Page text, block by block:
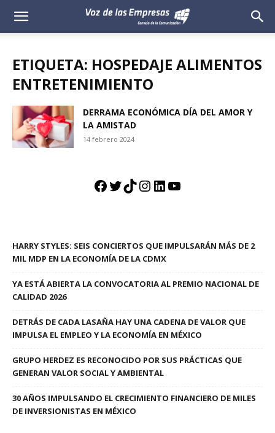
Voz
Empresas
ETIQUETA: HOSPEDAJE ALIMENTOS
ENTRETENIMIENTO
DERRAMA ECONÓMICA DÍA DEL AMOR Y
LA AMISTAD
14 febrero 2024
Facebook
Twitter
TikTok
Instagram
LinkedIn
YouTube
HARRY STYLES: SEIS CONCIERTOS QUE IMPULSARÁN MÁS DE 2
MIL MDP EN LA ECONOMÍA DE LA CDMX
YA ESTÁ ABIERTA LA CONVOCATORIA AL PREMIO NACIONAL DE
CALIDAD 2026
DETRÁS DE CADA LASAÑA HAY UNA CADENA DE VALOR QUE
IMPULSA EL EMPLEO Y LA ECONOMÍA EN MÉXICO
GRUPO HERDEZ ES RECONOCIDO POR SUS PRÁCTICAS QUE
GENERAN VALOR SOCIAL Y AMBIENTAL
30 AÑOS IMPULSANDO EL CRECIMIENTO FINANCIERO DE MILES
DE INVERSIONISTAS EN MÉXICO